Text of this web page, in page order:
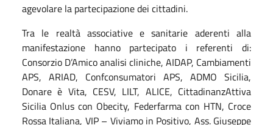
agevolare la partecipazione dei cittadini.
Tra le realtà associative e sanitarie aderenti alla
manifestazione hanno partecipato i referenti di:
Consorzio D’Amico analisi cliniche, AIDAP, Cambiamenti
APS, ARIAD, Confconsumatori APS, ADMO Sicilia,
Donare è Vita, CESV, LILT, ALICE, CittadinanzAttiva
Sicilia Onlus con Obecity, Federfarma con HTN, Croce
Rossa Italiana, VIP – Viviamo in Positivo, Ass. Giuseppe